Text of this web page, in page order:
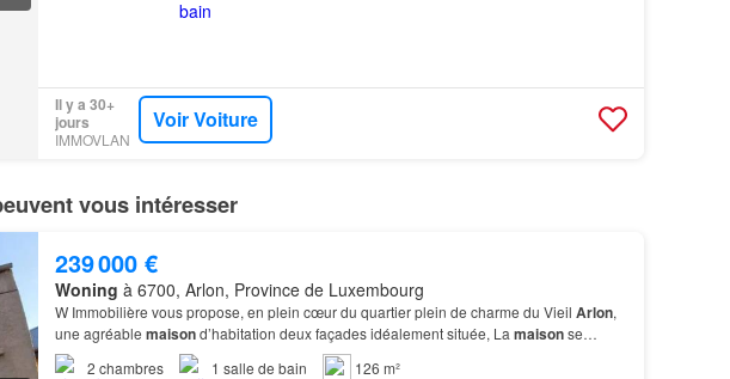
Il y a 30+
jours
IMMOVLAN
Voir Voiture
vous intéresser
239 000 €
Woning à 6700, Arlon, Province de Luxembourg
W Immobilière vous propose, en plein cœur du quartier plein de charme du Vieil Arlon,
une agréable maisond’habitation deux façades idéalement située, La maisonse
distingue également par son extérieur rafraîchi avec goût et…
2 chambres 1 salle de bain
126 m²